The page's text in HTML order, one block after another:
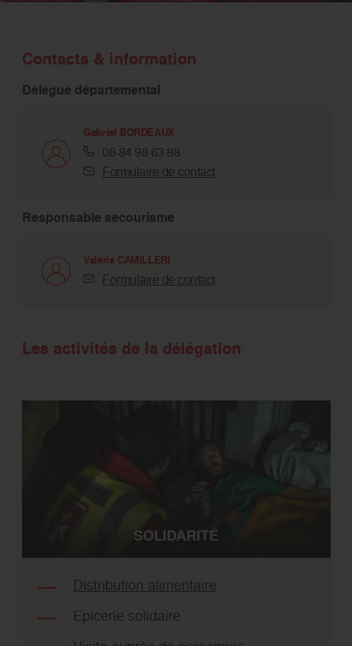
Contacts & information
Délégué départemental
Gabriel BORDEAUX
06 84 98 63 88
Formulaire de contact
Responsable secourisme
Valérie CAMILLERI
Formulaire de contact
Les activités de la délégation
SOLIDARITÉ
Distribution alimentaire
Epicerie solidaire